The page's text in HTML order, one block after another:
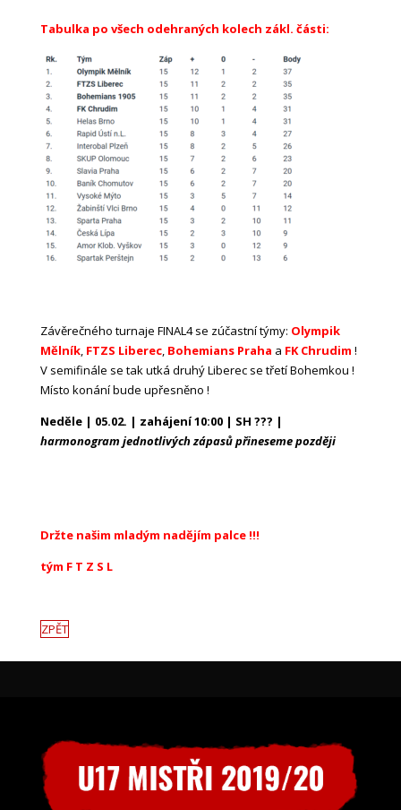
Tabulka po všech odehraných kolech zákl. části:
Závěrečného turnaje FINAL4 se zúčastní týmy: Olympik
Mělník, FTZS Liberec, Bohemians Praha a FK Chrudim !
V semifinále se tak utká druhý Liberec se třetí Bohemkou !
Místo konání bude upřesněno !
Neděle | 05.02. | zahájení 10:00 | SH ??? |
harmonogram jednotlivých zápasů přineseme později
Držte našim mladým nadějím palce !!!
tým F T Z S L
ZPĚT